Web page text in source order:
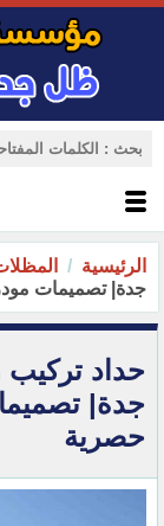
الرئيسية
جدة| تصميمات مودرن 2026 بخصومات
حداد
حصرية